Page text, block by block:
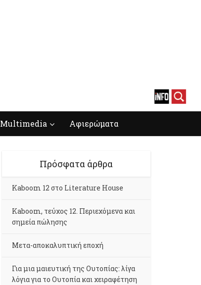
Multimedia Αφιερώματα
Πρόσφατα άρθρα
Kaboom 12 στο Literature House
Kaboom, τεύχος 12. Περιεχόμενα και
σημεία πώλησης
Μετα-αποκαλυπτική εποχή
Για μια μαιευτική της Ουτοπίας: λίγα
λόγια για το Ουτοπία και χειραφέτηση